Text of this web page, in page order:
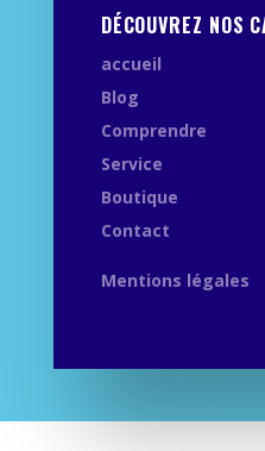
DÉCOUVREZ NOS
accueil
Blog
Comprendre
Service
Boutique
Contact
Mentions légales